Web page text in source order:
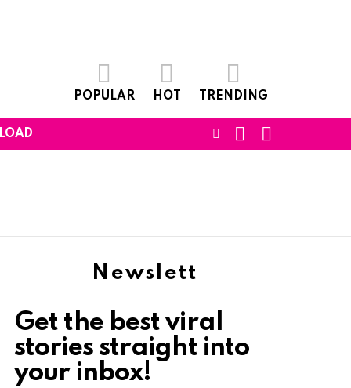
POPULAR HOT TRENDING
FOLLOWSEARCH
Newslett
Get the best viral
stories straight into
your inbox!